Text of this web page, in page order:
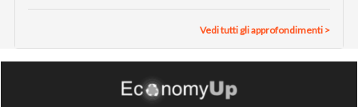
Vedi tutti gli approfondimenti >